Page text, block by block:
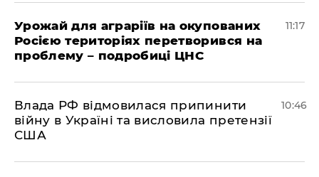
Урожай для аграріїв на окупованих
Росією територіях перетворився на
проблему – подробиці ЦНС
11:17
Влада РФ відмовилася припинити
війну в Україні та висловила претензії
США
10:46